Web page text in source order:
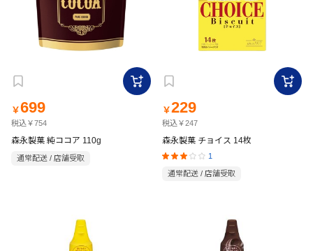
￥699
税込￥754
森永製菓 純ココア 110g
通常配送 / 店舗受取
￥229
税込￥247
森永製菓 チョイス 14枚
1
通常配送 / 店舗受取